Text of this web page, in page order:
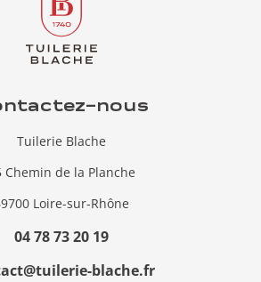
nous
Tuilerie Blache
Chemin de la Planche
Loire-sur-Rhône
04 78 73 20 19
blache.fr